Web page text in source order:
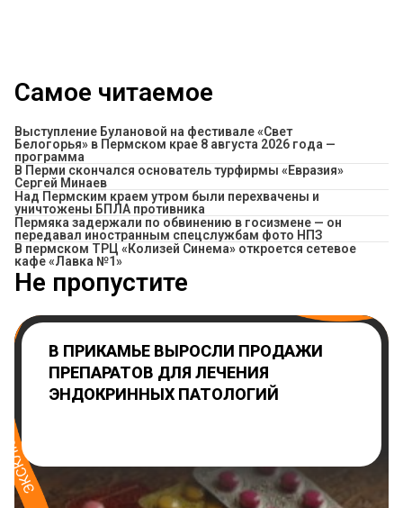
Самое читаемое
Выступление Булановой на фестивале «Свет
Белогорья» в Пермском крае 8 августа 2026 года —
программа
В Перми скончался основатель турфирмы «Евразия»
Сергей Минаев
Над Пермским краем утром были перехвачены и
уничтожены БПЛА противника
Пермяка задержали по обвинению в госизмене — он
передавал иностранным спецслужбам фото НПЗ
​В пермском ТРЦ «Колизей Синема» откроется сетевое
кафе «Лавка №1»
Не пропустите
В ПРИКАМЬЕ ВЫРОСЛИ ПРОДАЖИ
ПРЕПАРАТОВ ДЛЯ ЛЕЧЕНИЯ
ЭНДОКРИННЫХ ПАТОЛОГИЙ